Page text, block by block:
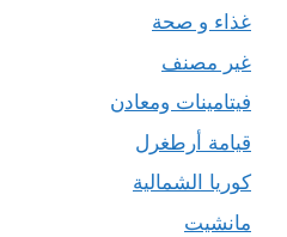
غذاء و صحة
غير مصنف
فيتامينات ومعادن
قيامة أرطغرل
كوريا الشمالية
مانشيت